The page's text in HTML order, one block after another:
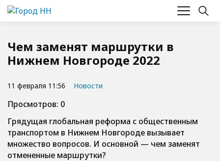
Чем заменят маршрутки в
Нижнем Новгороде 2022
11 февраля 11:56 Новости
Просмотров: 0
Грядущая глобальная реформа с общественным
транспортом в Нижнем Новгороде вызывает
множество вопросов. И основной — чем заменят
отмененные маршрутки?